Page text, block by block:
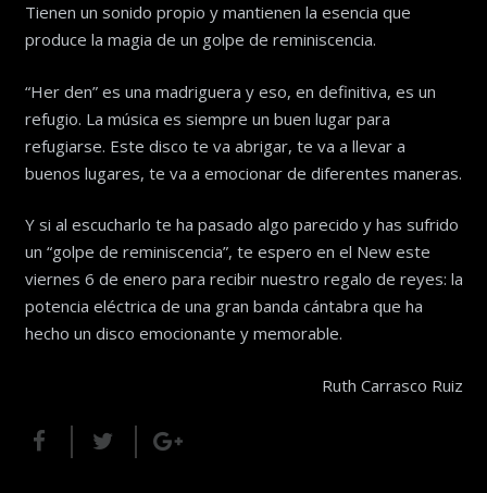
Tienen un sonido propio y mantienen la esencia que
produce la magia de un golpe de reminiscencia.
“Her den” es una madriguera y eso, en definitiva, es un
refugio. La música es siempre un buen lugar para
refugiarse. Este disco te va abrigar, te va a llevar a
buenos lugares, te va a emocionar de diferentes maneras.
Y si al escucharlo te ha pasado algo parecido y has sufrido
un “golpe de reminiscencia”, te espero en el New este
viernes 6 de enero para recibir nuestro regalo de reyes: la
potencia eléctrica de una gran banda cántabra que ha
hecho un disco emocionante y memorable.
Ruth Carrasco Ruiz